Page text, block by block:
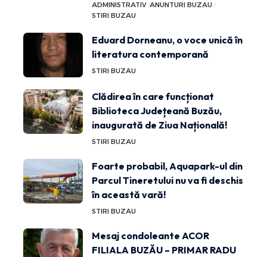
ADMINISTRATIV ANUNTURI BUZAU
STIRI BUZAU
Eduard Dorneanu, o voce unică în
literatura contemporană
STIRI BUZAU
Clădirea în care funcționat
Biblioteca Județeană Buzău,
inaugurată de Ziua Națională!
STIRI BUZAU
Foarte probabil, Aquapark-ul din
Parcul Tineretului nu va fi deschis
în această vară!
STIRI BUZAU
Mesaj condoleante ACOR
FILIALA BUZĂU – PRIMAR RADU